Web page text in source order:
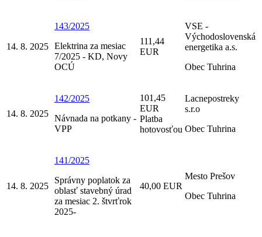
14. 8. 2025
143/2025
Elektrina za mesiac
7/2025 - KD, Novy
OCÚ
111,44
EUR
VSE -
Východoslovenská
energetika a.s.
Obec Tuhrina
14. 8. 2025
142/2025
Návnada na potkany -
VPP
101,45
EUR
Platba
hotovosťou
Lacnepostreky
s.r.o
Obec Tuhrina
14. 8. 2025
141/2025
Správny poplatok za
oblasť stavebný úrad
za mesiac 2. štvrťrok
2025-
40,00 EUR
Mesto Prešov
Obec Tuhrina